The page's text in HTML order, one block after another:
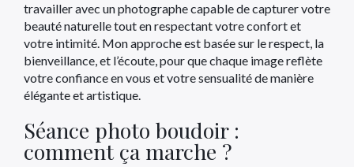
travailler avec un photographe capable de capturer votre
beauté naturelle tout en respectant votre confort et
votre intimité. Mon approche est basée sur le respect, la
bienveillance, et l’écoute, pour que chaque image reflète
votre confiance en vous et votre sensualité de manière
élégante et artistique.
Séance photo boudoir :
comment ça marche ?